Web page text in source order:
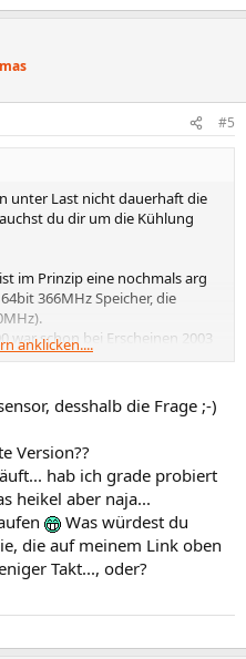
#5
unter Last nicht dauerhaft die
du dir um die Kühlung
im Prinzip eine nochmals arg
366MHz Speicher, die
war schon bei Erscheinen 2003
für damalige halbwegs
niemals, selbst auf
Frameraten.
anklicken....
desshalb die Frage ;-)
Version??
hab ich grade probiert
heikel aber naja...
Was würdest du
die auf meinem Link oben
Takt..., oder?